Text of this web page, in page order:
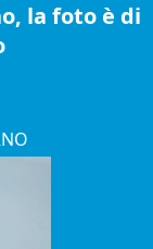
la foto è di